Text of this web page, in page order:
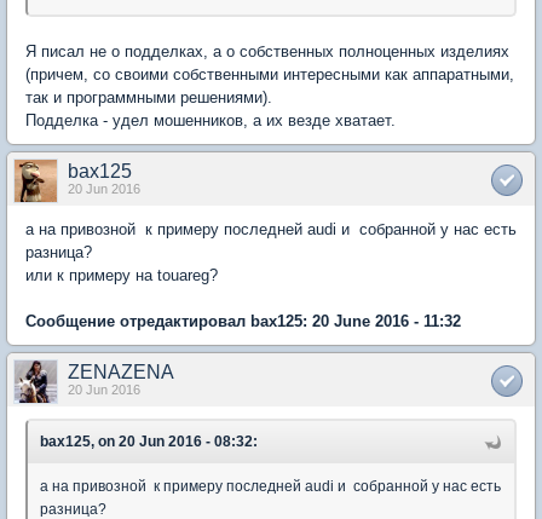
Я писал не о подделках, а о собственных полноценных изделиях
(причем, со своими собственными интересными как аппаратными,
так и программными решениями).
Подделка - удел мошенников, а их везде хватает.
bax125
20 Jun 2016
а на привозной к примеру последней audi и собранной у нас есть
разница?
или к примеру на touareg?
Сообщение отредактировал bax125: 20 June 2016 - 11:32
ZENAZENA
20 Jun 2016
bax125, on 20 Jun 2016 - 08:32:
а на привозной к примеру последней audi и собранной у нас есть
разница?